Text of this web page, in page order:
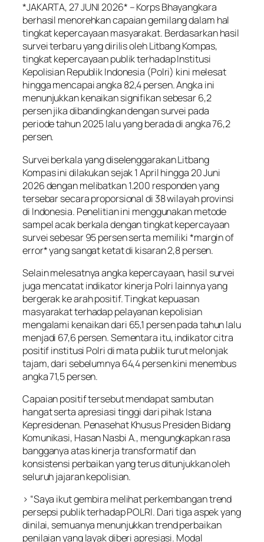
*JAKARTA, 27 JUNI 2026* – Korps Bhayangkara
berhasil menorehkan capaian gemilang dalam hal
tingkat kepercayaan masyarakat. Berdasarkan hasil
survei terbaru yang dirilis oleh Litbang Kompas,
tingkat kepercayaan publik terhadap Institusi
Kepolisian Republik Indonesia (Polri) kini melesat
hingga mencapai angka 82,4 persen. Angka ini
menunjukkan kenaikan signifikan sebesar 6,2
persen jika dibandingkan dengan survei pada
periode tahun 2025 lalu yang berada di angka 76,2
persen.
Survei berkala yang diselenggarakan Litbang
Kompas ini dilakukan sejak 1 April hingga 20 Juni
2026 dengan melibatkan 1.200 responden yang
tersebar secara proporsional di 38 wilayah provinsi
di Indonesia. Penelitian ini menggunakan metode
sampel acak berkala dengan tingkat kepercayaan
survei sebesar 95 persen serta memiliki *margin of
error* yang sangat ketat di kisaran 2,8 persen.
Selain melesatnya angka kepercayaan, hasil survei
juga mencatat indikator kinerja Polri lainnya yang
bergerak ke arah positif. Tingkat kepuasan
masyarakat terhadap pelayanan kepolisian
mengalami kenaikan dari 65,1 persen pada tahun lalu
menjadi 67,6 persen. Sementara itu, indikator citra
positif institusi Polri di mata publik turut melonjak
tajam, dari sebelumnya 64,4 persen kini menembus
angka 71,5 persen.
Capaian positif tersebut mendapat sambutan
hangat serta apresiasi tinggi dari pihak Istana
Kepresidenan. Penasehat Khusus Presiden Bidang
Komunikasi, Hasan Nasbi A., mengungkapkan rasa
bangganya atas kinerja transformatif dan
konsistensi perbaikan yang terus ditunjukkan oleh
seluruh jajaran kepolisian.
> “Saya ikut gembira melihat perkembangan trend
persepsi publik terhadap POLRI. Dari tiga aspek yang
dinilai, semuanya menunjukkan trend perbaikan
penilaian yang layak diberi apresiasi. Modal